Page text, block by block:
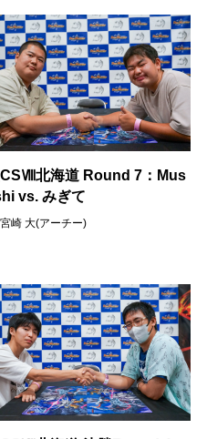
北海道 Round 7：Mus
vs. みぎて
崎 大(アーチー)